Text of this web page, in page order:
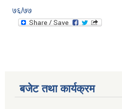
७६/७७
बजेट तथा कार्यक्रम